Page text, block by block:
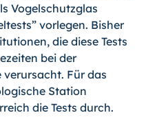
Vogelschutzglas
vorlegen. Bisher
die diese Tests
bei der
Für das
Station
die Tests durch.